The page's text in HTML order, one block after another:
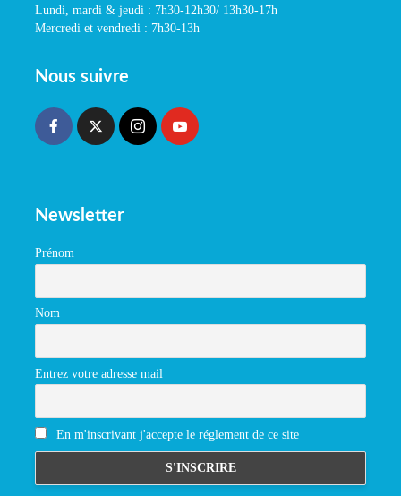
Lundi, mardi & jeudi : 7h30-12h30/ 13h30-17h
Mercredi et vendredi : 7h30-13h
Nous suivre
Newsletter
Prénom
Nom
Entrez votre adresse mail
En m'inscrivant j'accepte le réglement de ce site